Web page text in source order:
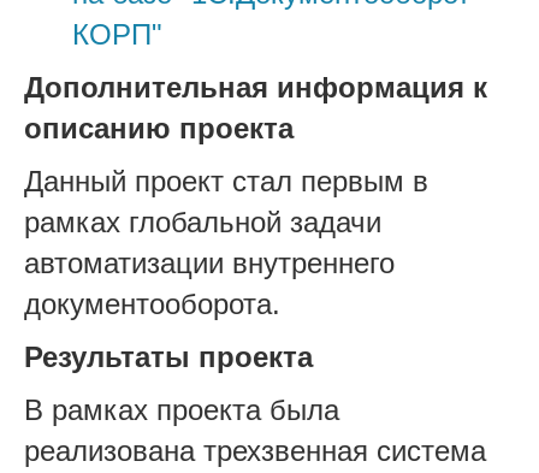
КОРП"
Дополнительная информация к
описанию проекта
Данный проект стал первым в
рамках глобальной задачи
автоматизации внутреннего
документооборота.
Результаты проекта
В рамках проекта была
реализована трехзвенная система